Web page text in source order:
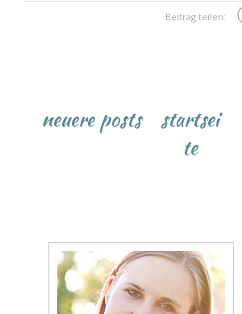
Beitrag teilen:
neuere posts
startsei
te